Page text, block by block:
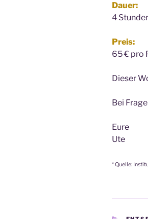
Dauer:
4
Preis:
65 € pro
Dieser
Bei
Eure
Ute
* Quelle: